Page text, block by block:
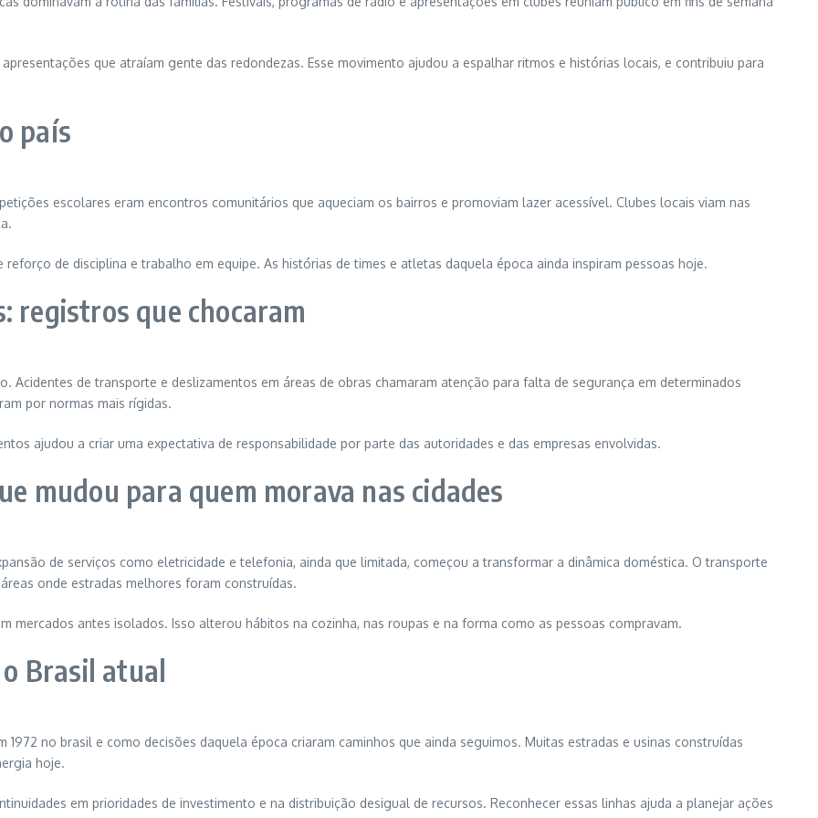
que atraíam gente das redondezas. Esse movimento ajudou a espalhar ritmos e histórias locais, e contribuiu para
país
escolares eram encontros comunitários que aqueciam os bairros e promoviam lazer acessível. Clubes locais viam nas
de disciplina e trabalho em equipe. As histórias de times e atletas daquela época ainda inspiram pessoas hoje.
registros que chocaram
Acidentes de transporte e deslizamentos em áreas de obras chamaram atenção para falta de segurança em determinados
por normas mais rígidas.
ajudou a criar uma expectativa de responsabilidade por parte das autoridades e das empresas envolvidas.
mudou para quem morava nas cidades
de serviços como eletricidade e telefonia, ainda que limitada, começou a transformar a dinâmica doméstica. O transporte
onde estradas melhores foram construídas.
mercados antes isolados. Isso alterou hábitos na cozinha, nas roupas e na forma como as pessoas compravam.
Brasil atual
no brasil e como decisões daquela época criaram caminhos que ainda seguimos. Muitas estradas e usinas construídas
hoje.
em prioridades de investimento e na distribuição desigual de recursos. Reconhecer essas linhas ajuda a planejar ações